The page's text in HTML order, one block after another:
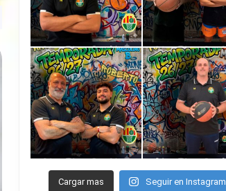
Cargar mas Seguir en Instagram